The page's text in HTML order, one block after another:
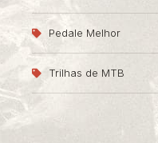
Pedale Melhor
Trilhas de MTB